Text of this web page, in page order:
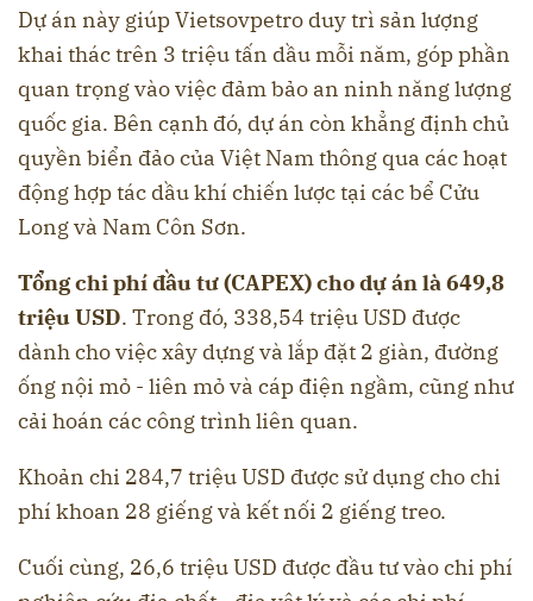
Dự án này giúp Vietsovpetro duy trì sản lượng
khai thác trên 3 triệu tấn dầu mỗi năm, góp phần
quan trọng vào việc đảm bảo an ninh năng lượng
quốc gia. Bên cạnh đó, dự án còn khẳng định chủ
quyền biển đảo của Việt Nam thông qua các hoạt
động hợp tác dầu khí chiến lược tại các bể Cửu
Long và Nam Côn Sơn.
Tổng chi phí đầu tư (CAPEX) cho dự án là 649,8
triệu USD. Trong đó, 338,54 triệu USD được
dành cho việc xây dựng và lắp đặt 2 giàn, đường
ống nội mỏ - liên mỏ và cáp điện ngầm, cũng như
cải hoán các công trình liên quan.
Khoản chi 284,7 triệu USD được sử dụng cho chi
phí khoan 28 giếng và kết nối 2 giếng treo.
Cuối cùng, 26,6 triệu USD được đầu tư vào chi phí